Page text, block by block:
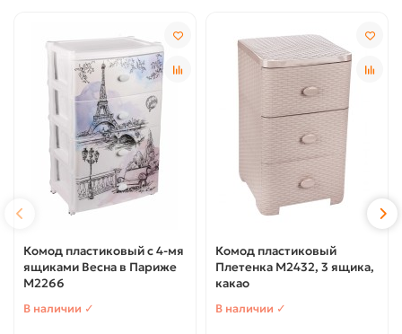
Комод пластиковый с 4-мя
ящиками Весна в Париже
М2266
В наличии ✓
Комод пластиковый
Плетенка М2432, 3 ящика,
какао
В наличии ✓